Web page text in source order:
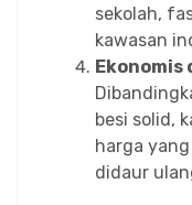
sekolah,
kawasan
Ekonomis
besi solid,
harga
didaur